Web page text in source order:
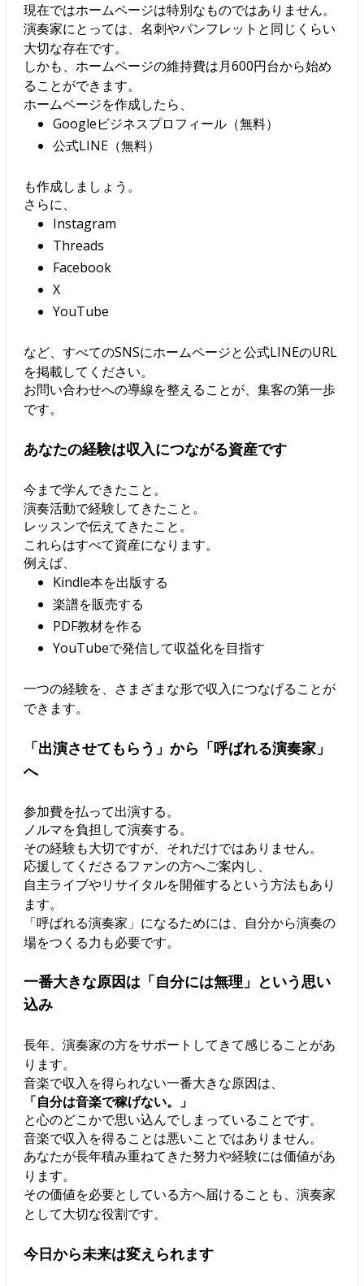
現在ではホームページは特別なものではありません。
演奏家にとっては、名刺やパンフレットと同じくらい
大切な存在です。
しかも、ホームページの維持費は月600円台から始め
ることができます。
ホームページを作成したら、
Googleビジネスプロフィール（無料）
公式LINE（無料）
も作成しましょう。
さらに、
Instagram
Threads
Facebook
X
YouTube
など、すべてのSNSにホームページと公式LINEのURL
を掲載してください。
お問い合わせへの導線を整えることが、集客の第一歩
です。
あなたの経験は収入につながる資産です
今まで学んできたこと。
演奏活動で経験してきたこと。
レッスンで伝えてきたこと。
これらはすべて資産になります。
例えば、
Kindle本を出版する
楽譜を販売する
PDF教材を作る
YouTubeで発信して収益化を目指す
一つの経験を、さまざまな形で収入につなげることが
できます。
「出演させてもらう」から「呼ばれる演奏家」
へ
参加費を払って出演する。
ノルマを負担して演奏する。
その経験も大切ですが、それだけではありません。
応援してくださるファンの方へご案内し、
自主ライブやリサイタルを開催するという方法もあり
ます。
「呼ばれる演奏家」になるためには、自分から演奏の
場をつくる力も必要です。
一番大きな原因は「自分には無理」という思い
込み
長年、演奏家の方をサポートしてきて感じることがあ
ります。
音楽で収入を得られない一番大きな原因は、
「自分は音楽で稼げない。」
と心のどこかで思い込んでしまっていることです。
音楽で収入を得ることは悪いことではありません。
あなたが長年積み重ねてきた努力や経験には価値があ
ります。
その価値を必要としている方へ届けることも、演奏家
として大切な役割です。
今日から未来は変えられます